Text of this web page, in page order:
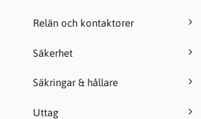
Relän och kontaktorer
Säkerhet
Säkringar & hållare
Uttag